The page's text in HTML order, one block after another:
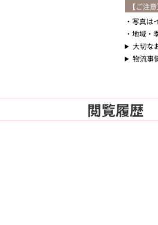
【ご注意
写真は
地域・
大切な
物流事
閲覧履歴